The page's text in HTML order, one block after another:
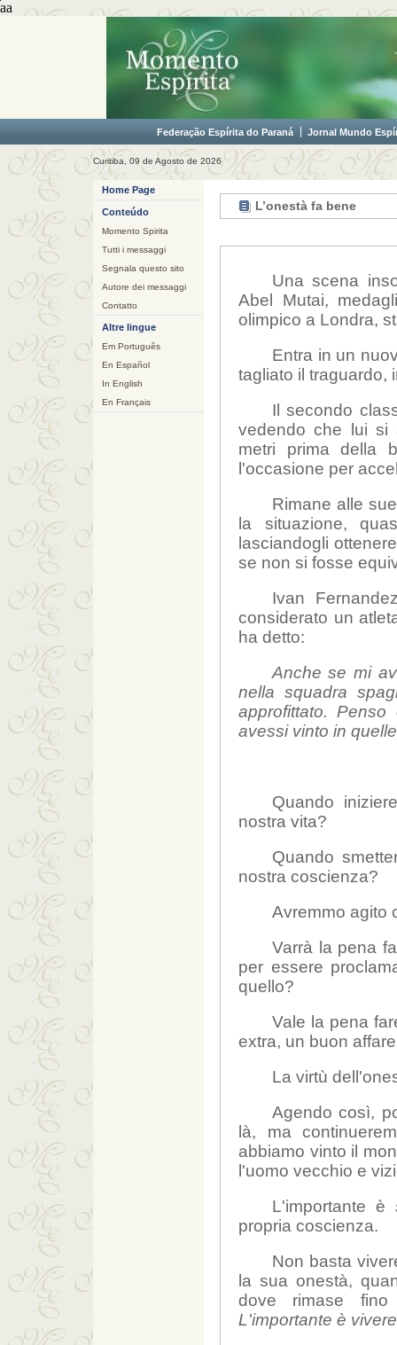
aa
Federação Espírita do Paraná Jornal Mundo
Curitiba, 09 de Agosto de 2026
Home Page
Conteúdo
Momento Spirita
Tutti i messaggi
Segnala questo sito
Autore dei messaggi
Contatto
Altre lingue
Em Português
En Español
In English
En Français
L’onestà fa bene
Una scena
Abel Mutai,
olimpico a Londra,
Entra in un
tagliato il traguardo,
Il secondo
vedendo che lui si
metri prima della
l'occasione per
Rimane alle
la situazione,
lasciandogli
se non si fosse
Ivan
considerato un
ha detto:
Anche se mi
nella squadra
approfittato.
avessi vinto in
Quando
nostra vita?
Quando
nostra coscienza?
Avremmo agito
Varrà la pena
per essere
quello?
Vale la pena
extra, un buon
La virtù
Agendo così,
là, ma
abbiamo vinto il
l'uomo vecchio e
L'importante è
propria coscienza.
Non basta
la sua onestà,
dove rimase
L'importante è